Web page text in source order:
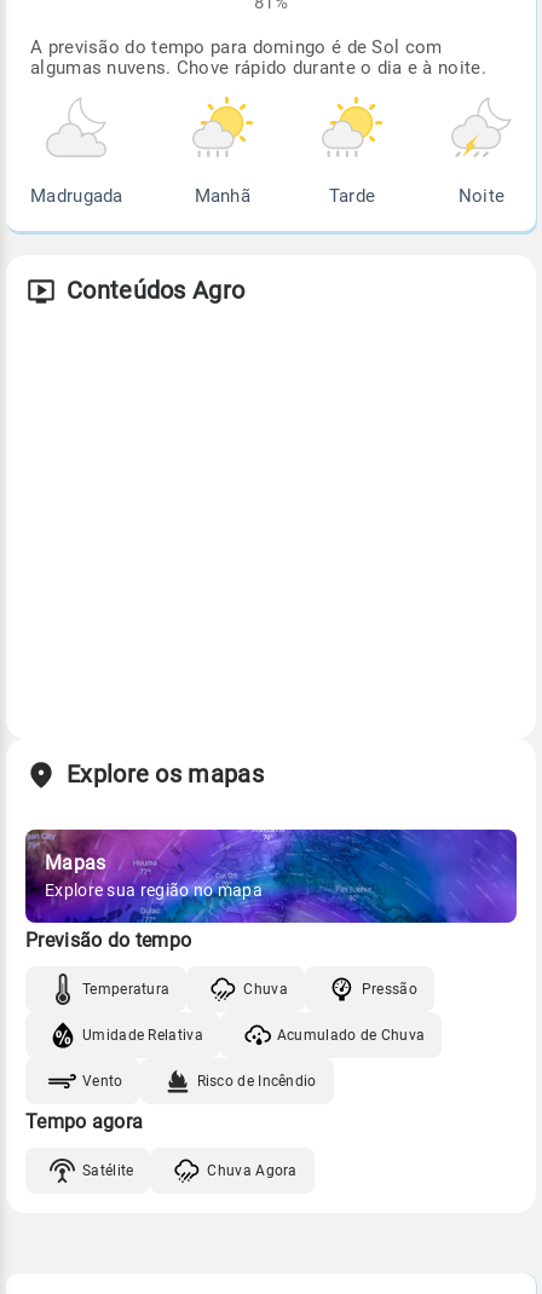
A previsão do tempo para domingo é de Sol com
algumas nuvens. Chove rápido durante o dia e à noite.
Madrugada Manhã Tarde Noite
Conteúdos Agro
Explore os mapas
Mapas
Explore sua região no mapa
Previsão do tempo
Temperatura Chuva Pressão
Umidade Relativa Acumulado de Chuva
Vento Risco de Incêndio
Tempo agora
Satélite Chuva Agora